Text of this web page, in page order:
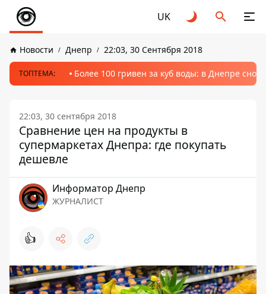
UK
Новости Днепр 22:03, 30 Сентября 2018
ТОПТЕМА: Более 100 гривен за куб воды: в Днепре
22:03, 30 сентября 2018
Cравнение цен на продукты в
супермаркетах Днепра: где покупать
дешевле
Информатор Днепр
ЖУРНАЛИСТ
👍